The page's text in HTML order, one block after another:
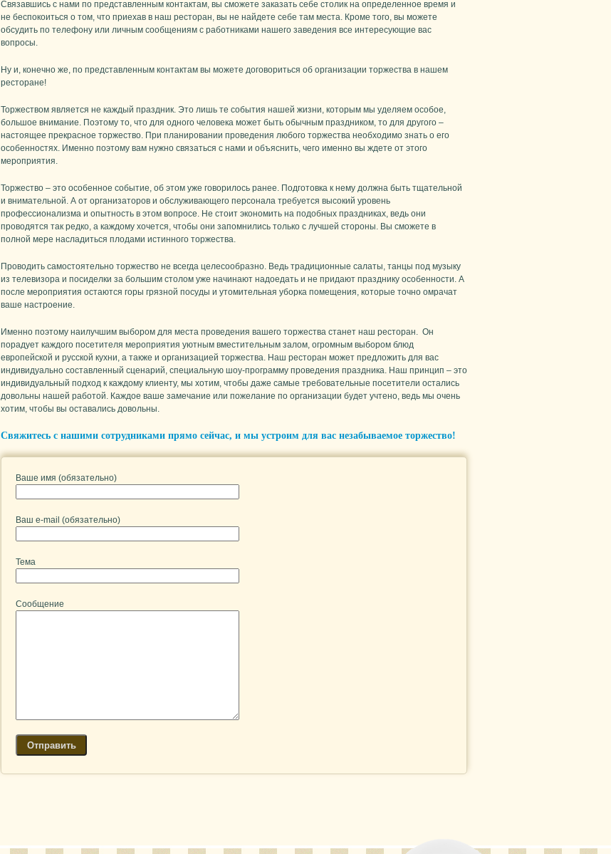
Связавшись с нами по представленным контактам, вы сможете заказать себе столик на определенное время и
не беспокоиться о том, что приехав в наш ресторан, вы не найдете себе там места. Кроме того, вы можете
обсудить по телефону или личным сообщениям с работниками нашего заведения все интересующие вас
вопросы.
Ну и, конечно же, по представленным контактам вы можете договориться об организации торжества в нашем
ресторане!
Торжеством является не каждый праздник. Это лишь те события нашей жизни, которым мы уделяем особое,
большое внимание. Поэтому то, что для одного человека может быть обычным праздником, то для другого –
настоящее прекрасное торжество. При планировании проведения любого торжества необходимо знать о его
особенностях. Именно поэтому вам нужно связаться с нами и объяснить, чего именно вы ждете от этого
мероприятия.
Торжество – это особенное событие, об этом уже говорилось ранее. Подготовка к нему должна быть тщательной
и внимательной. А от организаторов и обслуживающего персонала требуется высокий уровень
профессионализма и опытность в этом вопросе. Не стоит экономить на подобных праздниках, ведь они
проводятся так редко, а каждому хочется, чтобы они запомнились только с лучшей стороны. Вы сможете в
полной мере насладиться плодами истинного торжества.
Проводить самостоятельно торжество не всегда целесообразно. Ведь традиционные салаты, танцы под музыку
из телевизора и посиделки за большим столом уже начинают надоедать и не придают празднику особенности. А
после мероприятия остаются горы грязной посуды и утомительная уборка помещения, которые точно омрачат
ваше настроение.
Именно поэтому наилучшим выбором для места проведения вашего торжества станет наш ресторан. Он
порадует каждого посетителя мероприятия уютным вместительным залом, огромным выбором блюд
европейской и русской кухни, а также и организацией торжества. Наш ресторан может предложить для вас
индивидуально составленный сценарий, специальную шоу-программу проведения праздника. Наш принцип – это
индивидуальный подход к каждому клиенту, мы хотим, чтобы даже самые требовательные посетители остались
довольны нашей работой. Каждое ваше замечание или пожелание по организации будет учтено, ведь мы очень
хотим, чтобы вы оставались довольны.
Свяжитесь с нашими сотрудниками прямо сейчас, и мы устроим для вас незабываемое торжество!
Ваше имя (обязательно)
Ваш e-mail (обязательно)
Тема
Сообщение